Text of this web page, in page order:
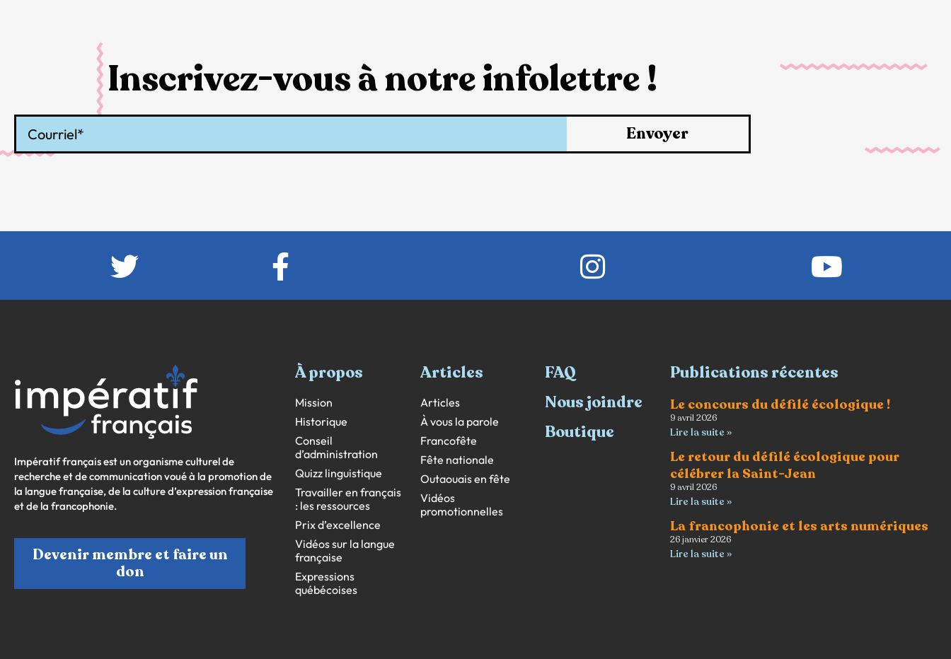
Inscrivez-vous à notre infolettre !
Envoyer
Impératif français est un organisme culturel de
recherche et de communication voué à la promotion de
la langue française, de la culture d’expression française
et de la francophonie.
Devenir membre et faire un
don
À propos
Mission
Historique
Conseil
d’administration
Quizz linguistique
Travailler en français
: les ressources
Prix d’excellence
Vidéos sur la langue
française
Expressions
québécoises
Articles
Articles
À vous la parole
Francofête
Fête nationale
Outaouais en fête
Vidéos
promotionnelles
FAQ
Nous joindre
Boutique
Publications récentes
Le concours du défilé écologique !
9 avril 2026
Lire la suite »
Le retour du défilé écologique pour
célébrer la Saint-Jean
9 avril 2026
Lire la suite »
La francophonie et les arts numériques
26 janvier 2026
Lire la suite »